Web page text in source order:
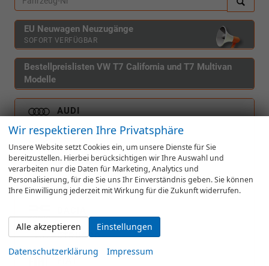
EU Neuwagen Neuzugänge
SOFORT VERFÜGBAR
Bestellpreislisten VW T7 California und T7 Multivan
Modelle
AUDI
BENTLEY
CITROËN
CUPRA
ETRUSCO
Wir respektieren Ihre Privatsphäre
Unsere Website setzt Cookies ein, um unsere Dienste für Sie
bereitzustellen. Hierbei berücksichtigen wir Ihre Auswahl und
verarbeiten nur die Daten für Marketing, Analytics und
Personalisierung, für die Sie uns Ihr Einverständnis geben. Sie können
Ihre Einwilligung jederzeit mit Wirkung für die Zukunft widerrufen.
Alle akzeptieren Einstellungen
Datenschutzerklärung Impressum